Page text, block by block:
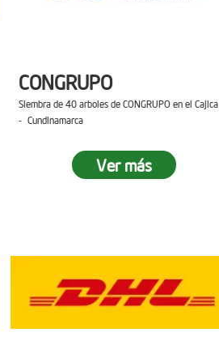
CONGRUPO
Siembra de 40 arboles de CONGRUPO en el Cajica
- Cundinamarca
Ver más